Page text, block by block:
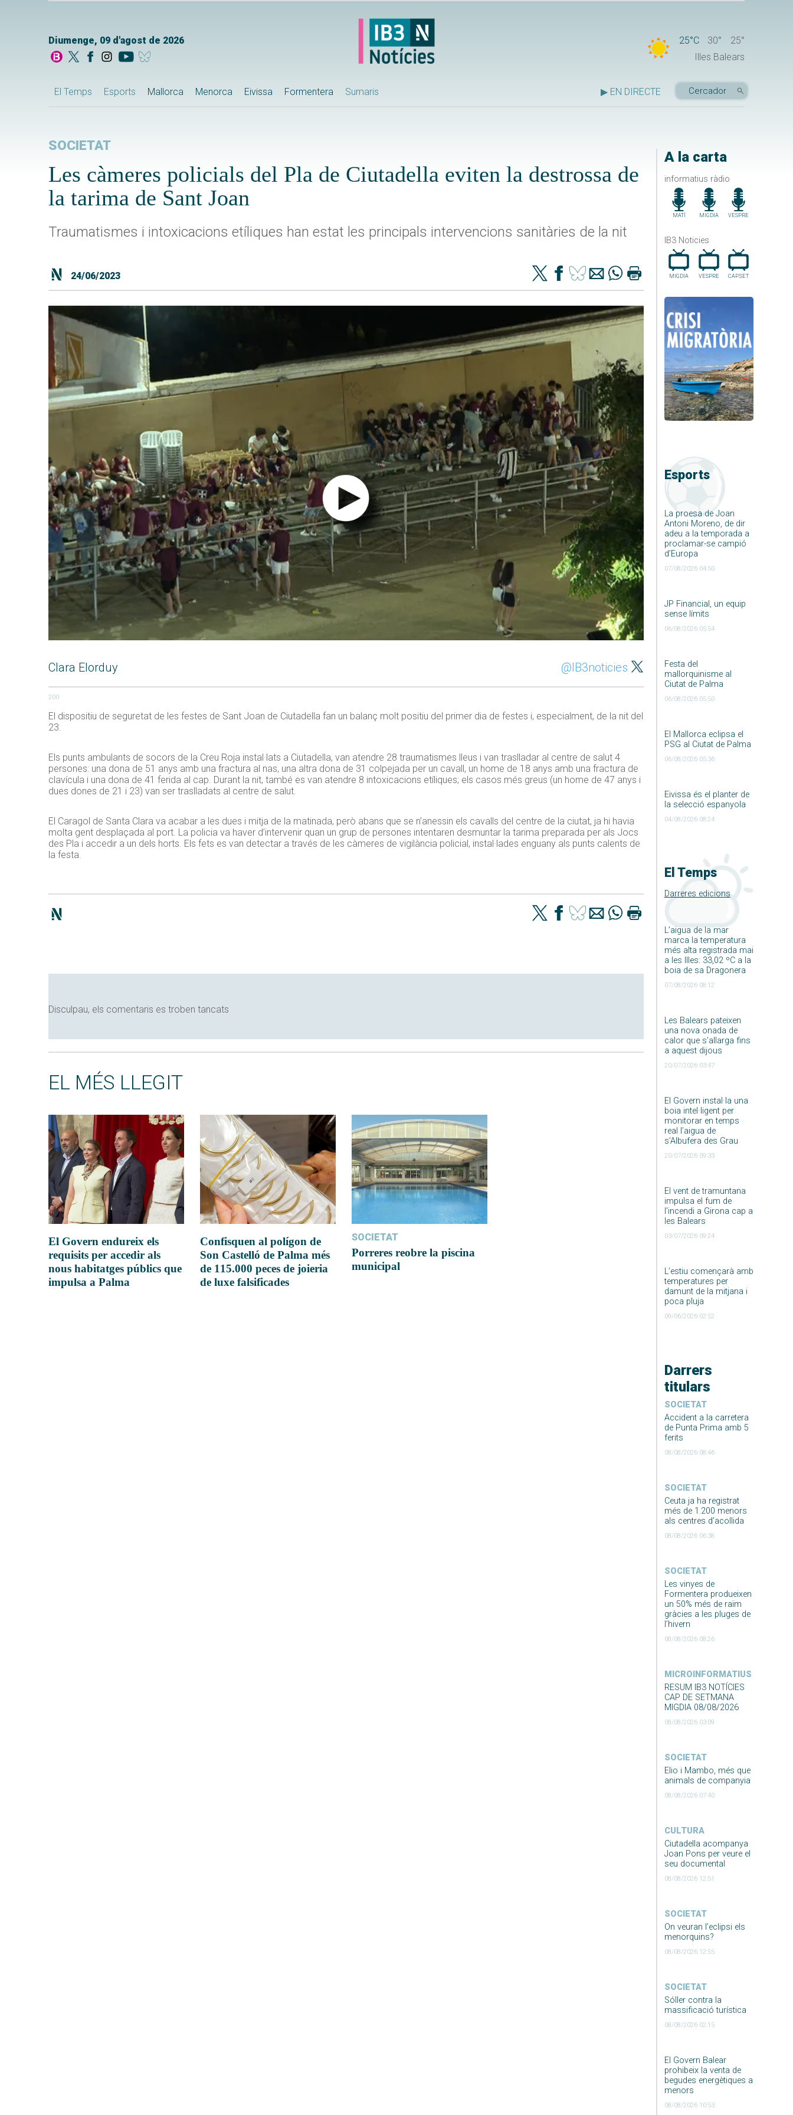
Diumenge, 09 d'agost de 2026 25°C 30°
25°
Illes Balears
El Temps Esports Mallorca Menorca Eivissa Formentera Sumaris ▶ EN DIRECTE
A la carta
informatius ràdio
MATÍ MIGDIA VESPRE
IB3 Noticies
MIGDIA VESPRE CAP.SET
Esports
La proesa de Joan
Antoni Moreno, de dir
adeu a la temporada a
proclamar-se campió
d’Europa
07/08/2026 04:50
JP Financial, un equip
sense límits
06/08/2026 05:54
Festa del
mallorquinisme al
Ciutat de Palma
06/08/2026 05:50
El Mallorca eclipsa el
PSG al Ciutat de Palma
06/08/2026 05:36
Eivissa és el planter de
la selecció espanyola
04/08/2026 08:24
El Temps
Darreres edicions
L’aigua de la mar
marca la temperatura
més alta registrada mai
a les Illes: 33,02 ºC a la
boia de sa Dragonera
07/08/2026 08:12
Les Balears pateixen
una nova onada de
calor que s’allarga fins
a aquest dijous
20/07/2026 03:47
El Govern instal·la una
boia intel·ligent per
monitorar en temps
real l’aigua de
s’Albufera des Grau
20/07/2026 09:33
El vent de tramuntana
impulsa el fum de
l’incendi a Girona cap a
les Balears
03/07/2026 09:24
L’estiu començarà amb
temperatures per
damunt de la mitjana i
poca pluja
09/06/2026 02:52
Darrers
titulars
SOCIETAT
Accident a la carretera
de Punta Prima amb 5
ferits
08/08/2026 08:46
SOCIETAT
Ceuta ja ha registrat
més de 1.200 menors
als centres d’acollida
08/08/2026 06:38
SOCIETAT
Les vinyes de
Formentera produeixen
un 50% més de raïm
gràcies a les pluges de
l’hivern
08/08/2026 08:26
MICROINFORMATIUS
RESUM IB3 NOTÍCIES
CAP DE SETMANA
MIGDIA 08/08/2026
08/08/2026 03:09
SOCIETAT
Elio i Mambo, més que
animals de companyia
08/08/2026 07:40
CULTURA
Ciutadella acompanya
Joan Pons per veure el
seu documental
08/08/2026 12:51
SOCIETAT
On veuran l’eclipsi els
menorquins?
08/08/2026 12:55
SOCIETAT
Sóller contra la
massificació turística
08/08/2026 02:15
El Govern Balear
prohibeix la venta de
begudes energètiques a
menors
08/08/2026 10:53
SOCIETAT
Les càmeres policials del Pla de Ciutadella eviten la destrossa de
la tarima de Sant Joan
Traumatismes i intoxicacions etíliques han estat les principals intervencions sanitàries de la nit
24/06/2023
Clara Elorduy @IB3noticies
200
El dispositiu de seguretat de les festes de Sant Joan de Ciutadella fan un balanç molt positiu del primer dia de festes i, especialment, de la nit del
23.
Els punts ambulants de socors de la Creu Roja instal·lats a Ciutadella, van atendre 28 traumatismes lleus i van traslladar al centre de salut 4
persones: una dona de 51 anys amb una fractura al nas, una altra dona de 31 colpejada per un cavall, un home de 18 anys amb una fractura de
clavícula i una dona de 41 ferida al cap. Durant la nit, també es van atendre 8 intoxicacions etíliques; els casos més greus (un home de 47 anys i
dues dones de 21 i 23) van ser traslladats al centre de salut.
El Caragol de Santa Clara va acabar a les dues i mitja de la matinada, però abans que se n’anessin els cavalls del centre de la ciutat, ja hi havia
molta gent desplaçada al port. La policia va haver d’intervenir quan un grup de persones intentaren desmuntar la tarima preparada per als Jocs
des Pla i accedir a un dels horts. Els fets es van detectar a través de les càmeres de vigilància policial, instal·lades enguany als punts calents de
la festa.
Disculpau, els comentaris es troben tancats
EL MÉS LLEGIT
El Govern endureix els
requisits per accedir als
nous habitatges públics que
impulsa a Palma
Confisquen al polígon de
Son Castelló de Palma més
de 115.000 peces de joieria
de luxe falsificades
SOCIETAT
Porreres reobre la piscina
municipal